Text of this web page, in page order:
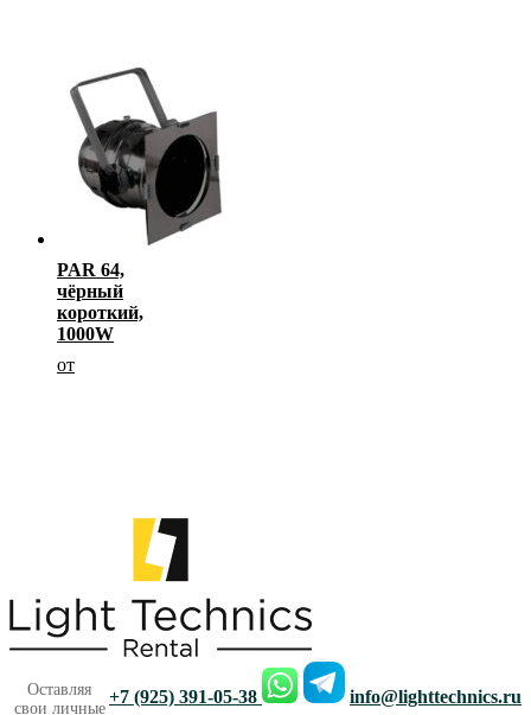
PAR 64,
чёрный
короткий,
1000W
от
+7 (925) 391-05-38 info@lighttechnics.ru
Другорядное
Оставляя
свои личные